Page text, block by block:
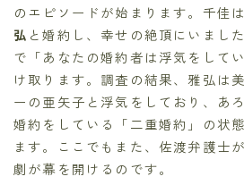
のエピソードが始まります。千佳
弘 と婚約し、幸せの絶頂にいまし
で「あなたの婚約者は浮気をして
け取ります。調査の結果、雅弘は
ーの亜矢子と浮気をしており、あ
婚約をしている「二重婚約」の状
ます。ここでもまた、佐渡弁護士
劇が幕を開けるのです。